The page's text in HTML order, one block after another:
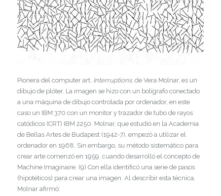
Pionera del computer art. Interruptions, de Vera Molnar, es un
dibujo de plóter. La imagen se hizo con un bolígrafo conectado
a una máquina de dibujo controlada por ordenador, en este
caso un IBM 370 con un monitor y trazador de tubo de rayos
catódicos (CRT) IBM 2250. Molnar, que estudió en la Academia
de Bellas Artes de Budapest (1942-7), empezó a utilizar el
ordenador en 1968. Sin embargo, su método sistemático para
crear arte comenzó en 1959, cuando desarrolló el concepto de
Machine Imaginaire. (9) Con ella identificó una serie de pasos
(hipotéticos) para crear una imagen. Al describir esta técnica,
Molnar afirmó: